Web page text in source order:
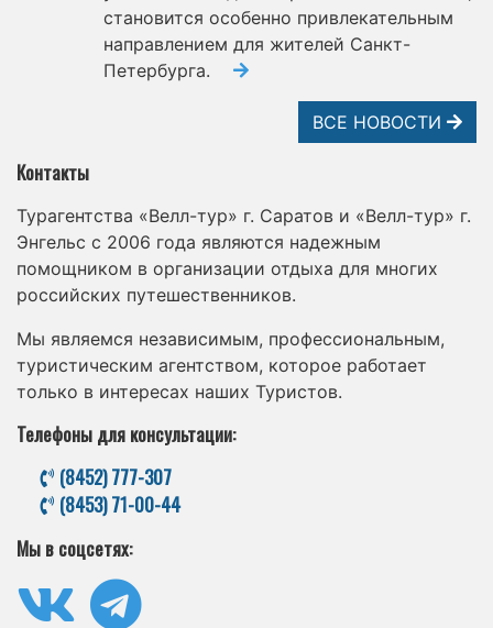
становится особенно привлекательным
направлением для жителей Санкт-
Петербурга.
ВСЕ НОВОСТИ
Контакты
Турагентства «Велл-тур» г. Саратов и «Велл-тур» г.
Энгельс с 2006 года являются надежным
помощником в организации отдыха для многих
российских путешественников.
Мы являемся независимым, профессиональным,
туристическим агентством, которое работает
только в интересах наших Туристов.
Телефоны для консультации:
(8452) 777-307
(8453) 71-00-44
Мы в соцсетях: